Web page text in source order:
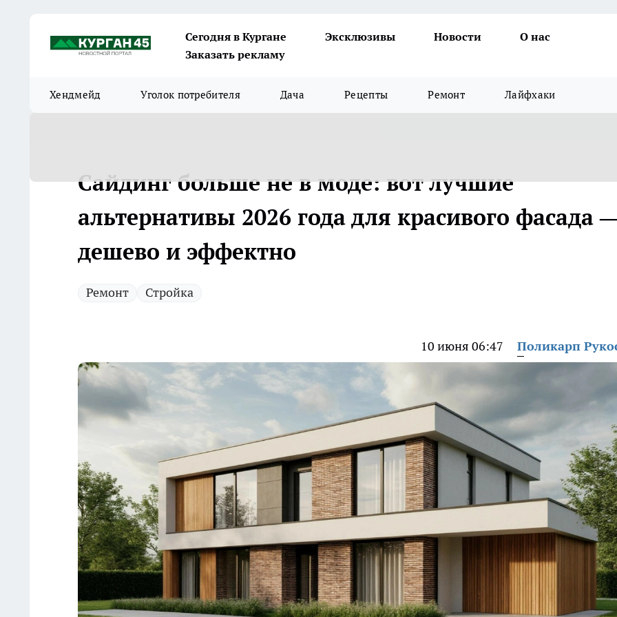
Сегодня в Кургане Эксклюзивы Новости
О нас
Заказать рекламу
Хендмейд Уголок потребителя Дача Рецепты Ремонт Лайфхаки
Сайдинг больше не в моде: вот лучшие
альтернативы 2026 года для красивого фасада
дешево и эффектно
Ремонт Стройка
10 июня 06:47 Поликарп